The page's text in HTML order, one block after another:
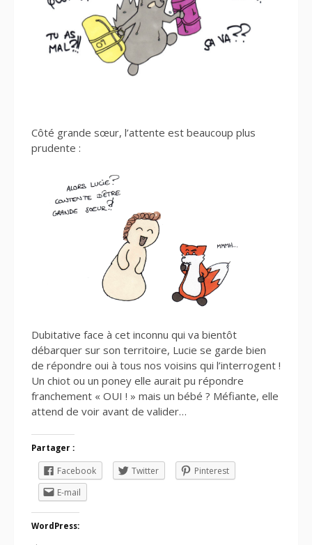
Côté grande sœur, l’attente est beaucoup plus
prudente :
Dubitative face à cet inconnu qui va bientôt
débarquer sur son territoire, Lucie se garde bien
de répondre oui à tous nos voisins qui l’interrogent !
Un chiot ou un poney elle aurait pu répondre
franchement « OUI ! » mais un bébé ? Méfiante, elle
attend de voir avant de valider…
Partager :
Facebook Twitter
Pinterest
E-mail
WordPress: